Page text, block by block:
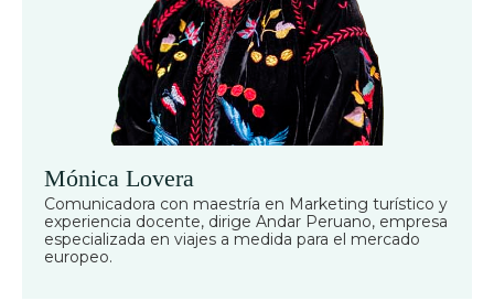
Mónica Lovera
Comunicadora con maestría en Marketing turístico y
experiencia docente, dirige Andar Peruano, empresa
especializada en viajes a medida para el mercado
europeo.